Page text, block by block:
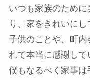
いつも家族のため
り、家をきれいにし
子供のことや、町内
れて本当に感謝して
僕もなるべく家事は